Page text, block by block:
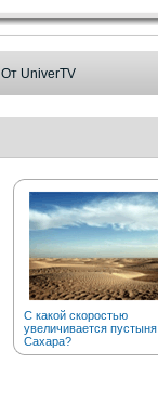
От UniverTV
С какой скоростью
увеличивается пустыня
Сахара?